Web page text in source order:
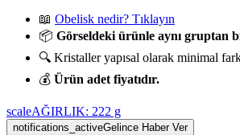
📖 Obelisk nedir? Tıklayın
📦 Görseldeki ürünle aynı gruptan
🔍 Kristaller yapısal olarak minimal
💰 Ürün adet fiyatıdır.
scaleAĞIRLIK: 222 g
notifications_activeGelince Haber Ver